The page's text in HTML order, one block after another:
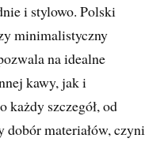
i stylowo. Polski
minimalistyczny
na idealne
kawy, jak i
każdy szczegół, od
materiałów, czyni